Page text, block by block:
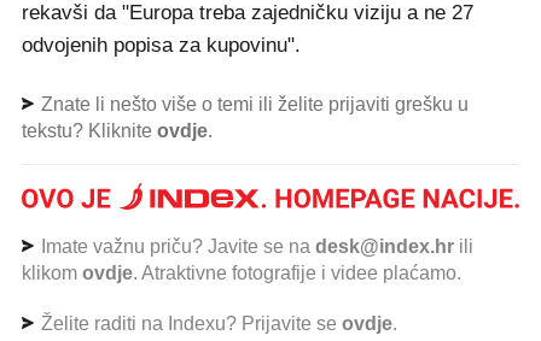
rekavši da "Europa treba zajedničku viziju a ne 27
odvojenih popisa za kupovinu".
Znate li nešto više o temi ili želite prijaviti grešku u
tekstu? Kliknite ovdje.
Imate važnu priču? Javite se na desk@index.hr ili
klikom ovdje. Atraktivne fotografije i videe plaćamo.
Želite raditi na Indexu? Prijavite se ovdje.